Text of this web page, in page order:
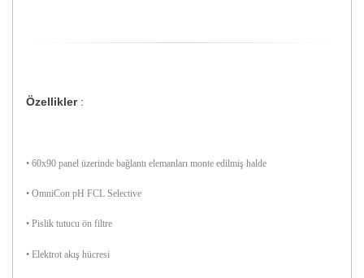
Özellikler:
• 60x90 panel üzerinde bağlantı elemanları monte edilmiş halde
• OmniCon pH FCL Selective
• Pislik tutucu ön filtre
• Elektrot akış hücresi